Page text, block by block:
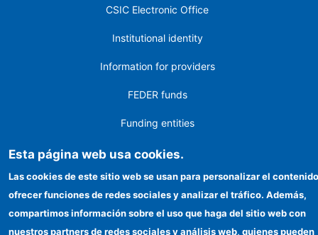
CSIC Electronic Office
Institutional identity
Information for providers
FEDER funds
Funding entities
Contact
Location
Esta página web usa cookies.
Las cookies de este sitio web se usan para personalizar el
ofrecer funciones de redes sociales y analizar el tráfico. Además,
compartimos información sobre el uso que haga del sitio web con
nuestros partners de redes sociales y análisis web, quienes pueden